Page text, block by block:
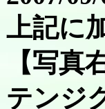
上記に
【写真
テンジ